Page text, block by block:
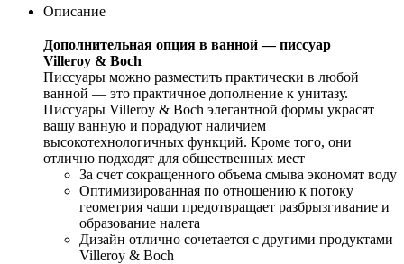
Описание
Дополнительная опция в ванной — писсуар
Villeroy & Boch
Писсуары можно разместить практически в любой
ванной — это практичное дополнение к унитазу.
Писсуары Villeroy & Boch элегантной формы украсят
вашу ванную и порадуют наличием
высокотехнологичных функций. Кроме того, они
отлично подходят для общественных мест
За счет сокращенного объема смыва экономят воду
Оптимизированная по отношению к потоку
геометрия чаши предотвращает разбрызгивание и
образование налета
Дизайн отлично сочетается с другими продуктами
Villeroy & Boch